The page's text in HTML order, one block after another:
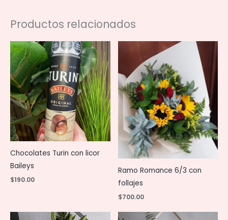
Productos relacionados
Chocolates Turin con licor
Baileys
$190.00
Ramo Romance 6/3 con
follajes
$700.00